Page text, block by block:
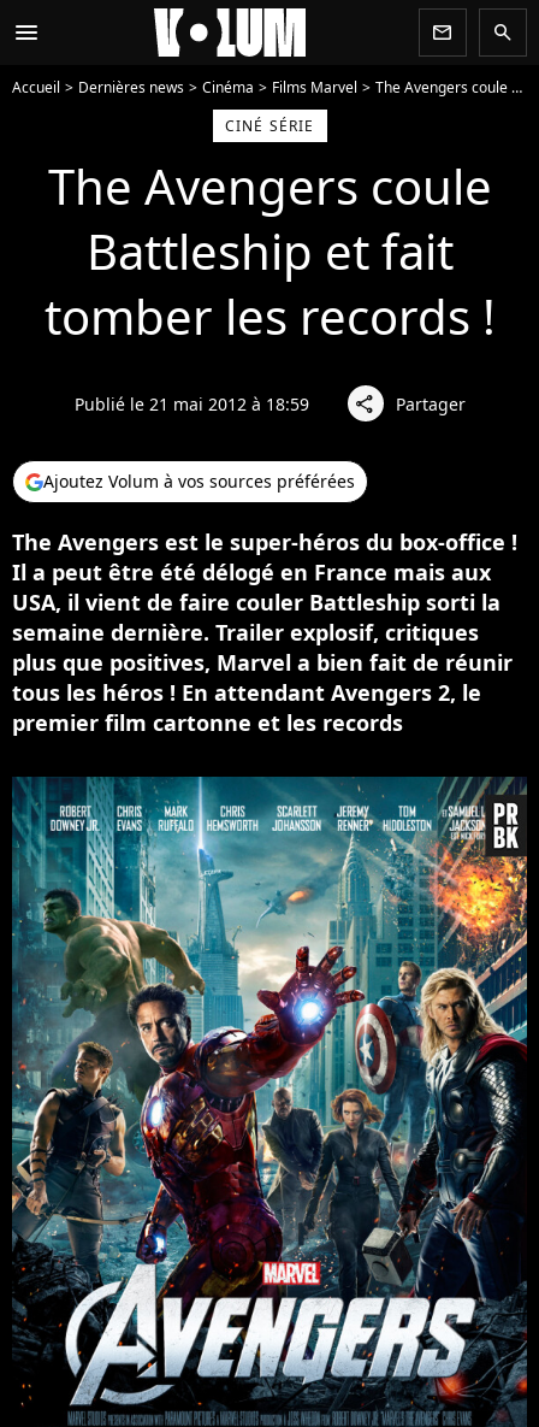
menu newsletter search
Accueil Dernières news Cinéma Films Marvel
The Avengers coule Battleship et fait tomber les records !
CINÉ SÉRIE
The Avengers coule
Battleship et fait
tomber les records !
Publié le 21 mai 2012 à 18:59 share Partager
Ajoutez Volum à vos sources préférées
The Avengers est le super-héros du box-office !
Il a peut être été délogé en France mais aux
USA, il vient de faire couler Battleship sorti la
semaine dernière. Trailer explosif, critiques
plus que positives, Marvel a bien fait de réunir
tous les héros ! En attendant Avengers 2, le
premier film cartonne et les records